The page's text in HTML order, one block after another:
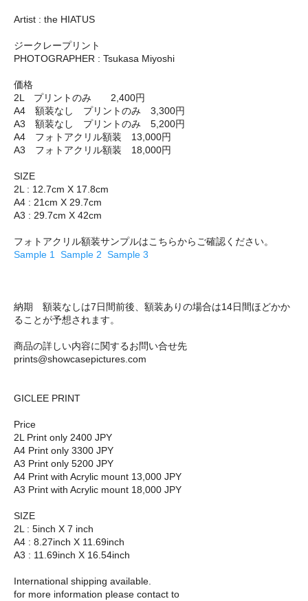
Artist : the HIATUS
ジークレープリント
PHOTOGRAPHER : Tsukasa Miyoshi
価格
2L プリントのみ 2,400円
A4 額装なし プリントのみ 3,300円
A3 額装なし プリントのみ 5,200円
A4 フォトアクリル額装 13,000円
A3 フォトアクリル額装 18,000円
SIZE
2L : 12.7cm X 17.8cm
A4 : 21cm X 29.7cm
A3 : 29.7cm X 42cm
フォトアクリル額装サンプルはこちらからご確認ください。
Sample 1
Sample 2 Sample 3
納期 額装なしは7日間前後、額装ありの場合は14日間ほどかか
ることが予想されます。
商品の詳しい内容に関するお問い合せ先
prints@showcasepictures.com
GICLEE PRINT
Price
2L Print only 2400 JPY
A4 Print only 3300 JPY
A3 Print only 5200 JPY
A4 Print with Acrylic mount 13,000 JPY
A3 Print with Acrylic mount 18,000 JPY
SIZE
2L : 5inch X 7 inch
A4 : 8.27inch X 11.69inch
A3 : 11.69inch X 16.54inch
International shipping available.
for more information please contact to